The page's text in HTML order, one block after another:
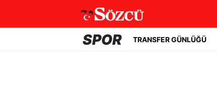
SPOR TRANSFER GÜNLÜĞÜ